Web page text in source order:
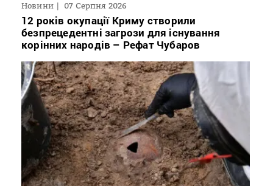
Новини 07 Серпня 2026
12 років окупації Криму створили
безпрецедентні загрози для існування
корінних народів – Рефат Чубаров